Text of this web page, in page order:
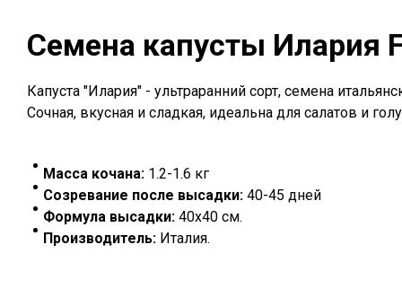
Семена капусты Илария
Капуста "Илария" - ультраранний сорт, семена
Сочная, вкусная и сладкая, идеальна для салатов и
Масса кочана: 1.2-1.6 кг
Созревание после высадки: 40-45 дней
Формула высадки: 40х40 см.
Производитель: Италия.